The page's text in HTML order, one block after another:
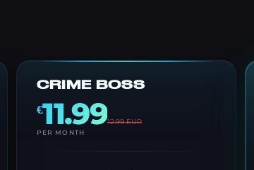
CRIME BOSS
€11.9912.99EUR
PER MONTH